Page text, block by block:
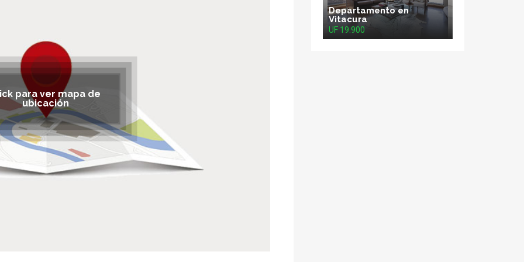
para ver mapa de
ubicación
Departamento en
Vitacura
UF 19.900